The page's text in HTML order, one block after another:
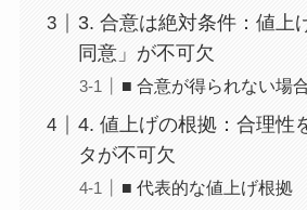
3. 合意は絶対条件：値上
同意」が不可欠
■ 合意が得られない場
4. 値上げの根拠：合理性
タが不可欠
■ 代表的な値上げ根拠